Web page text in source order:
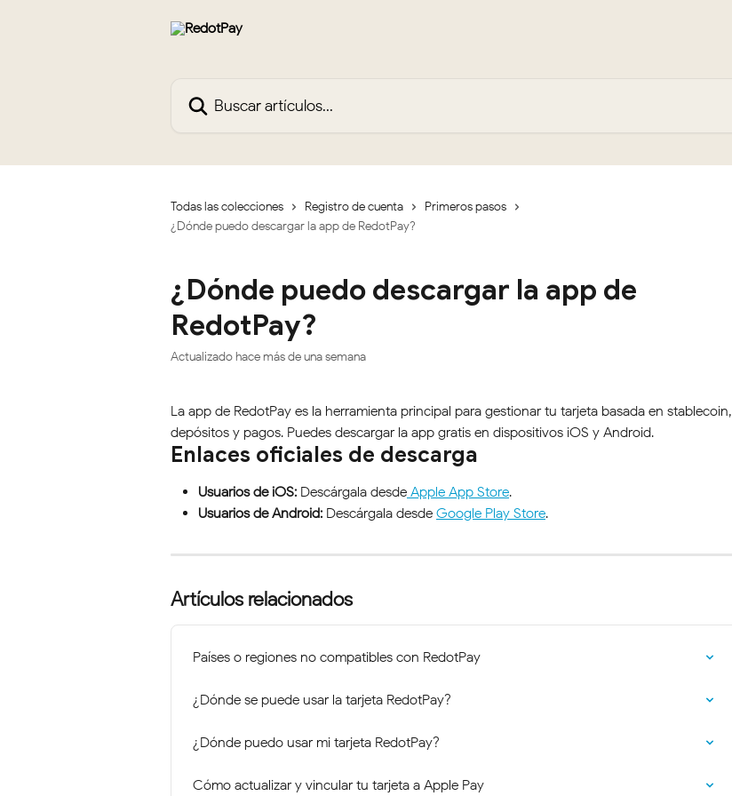
Todas las colecciones Registro de cuenta
Primeros pasos
¿Dónde puedo descargar la app de RedotPay?
¿Dónde puedo descargar la app de
RedotPay?
Actualizado hace más de una semana
La app de RedotPay es la herramienta principal para gestionar tu tarjeta basada en stablecoin,
depósitos y pagos. Puedes descargar la app gratis en dispositivos iOS y Android.
Enlaces oficiales de descarga
Usuarios de iOS: Descárgala desde Apple App Store.
Usuarios de Android: Descárgala desde Google Play Store.
Artículos relacionados
Países o regiones no compatibles con RedotPay
¿Dónde se puede usar la tarjeta RedotPay?
¿Dónde puedo usar mi tarjeta RedotPay?
Cómo actualizar y vincular tu tarjeta a Apple Pay